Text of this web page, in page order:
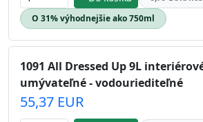
O 31% výhodnejšie ako 750ml
1091 All Dressed Up 9L
umývateľné - vodouriediteľné
55,37 EUR